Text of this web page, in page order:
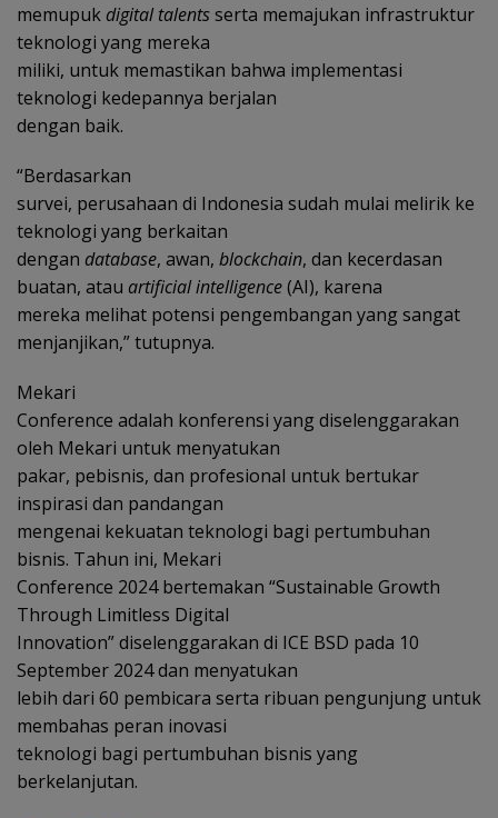
memupuk digital talentsserta memajukan infrastruktur
teknologi yang mereka
miliki, untuk memastikan bahwa implementasi
teknologi kedepannya berjalan
dengan baik.
“Berdasarkan
survei, perusahaan di Indonesia sudah mulai melirik ke
teknologi yang berkaitan
dengan database, awan, blockchain, dan kecerdasan
buatan, atau artificial intelligence(AI), karena
mereka melihat potensi pengembangan yang sangat
menjanjikan,” tutupnya.
Mekari
Conference adalah konferensi yang diselenggarakan
oleh Mekari untuk menyatukan
pakar, pebisnis, dan profesional untuk bertukar
inspirasi dan pandangan
mengenai kekuatan teknologi bagi pertumbuhan
bisnis. Tahun ini, Mekari
Conference 2024 bertemakan “Sustainable Growth
Through Limitless Digital
Innovation” diselenggarakan di ICE BSD pada 10
September 2024 dan menyatukan
lebih dari 60 pembicara serta ribuan pengunjung untuk
membahas peran inovasi
teknologi bagi pertumbuhan bisnis yang
berkelanjutan.